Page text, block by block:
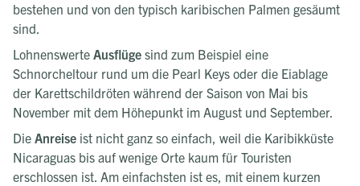
bestehen und von den typisch karibischen Palmen gesäumt
sind.
Lohnenswerte Ausflüge sind zum Beispiel eine
Schnorcheltour rund um die Pearl Keys oder die Eiablage
der Karettschildröten während der Saison von Mai bis
November mit dem Höhepunkt im August und September.
Die Anreise ist nicht ganz so einfach, weil die Karibikküste
Nicaraguas bis auf wenige Orte kaum für Touristen
erschlossen ist. Am einfachsten ist es, mit einem kurzen